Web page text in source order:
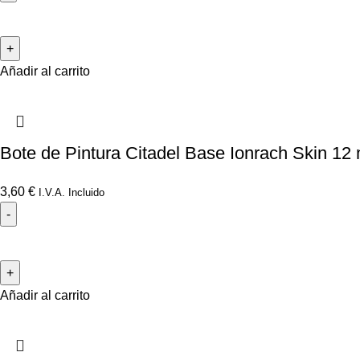
Añadir al carrito
Bote de Pintura Citadel Base Ionrach Skin 12
3,60 € I.V.A. Incluido
Añadir al carrito